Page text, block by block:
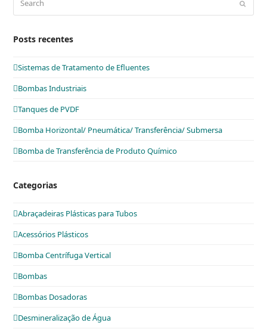
Submit
Posts recentes
Sistemas de Tratamento de Efluentes
Bombas Industriais
Tanques de PVDF
Bomba Horizontal/ Pneumática/ Transferência/ Submersa
Bomba de Transferência de Produto Químico
Categorias
Abraçadeiras Plásticas para Tubos
Acessórios Plásticos
Bomba Centrífuga Vertical
Bombas
Bombas Dosadoras
Desmineralização de Água